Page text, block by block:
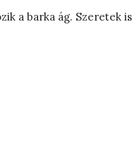
a barka ág.